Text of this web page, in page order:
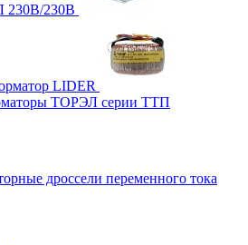
230В/230В
LIDER
ТОРЭЛ серии ТТП
дроссели переменного тока